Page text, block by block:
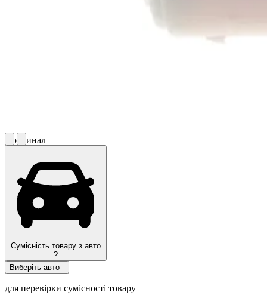
Оригинал
Сумісність товару з авто
?
Виберіть авто
для перевірки сумісності товару